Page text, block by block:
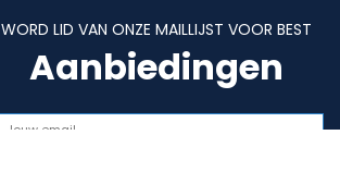
WORD LID VAN ONZE MAILLIJST VOOR BEST
Aanbiedingen